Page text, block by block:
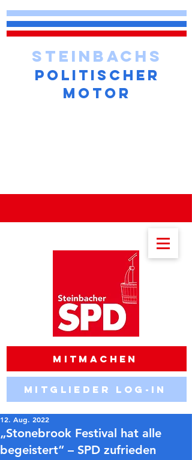
STEINBACHS
Mitglieder Log-in
POLITISCHER
MOTOR
Mitmachen
„Stonebrook Festival hat alle
begeistert“ – SPD zufrieden
12. Aug. 2022